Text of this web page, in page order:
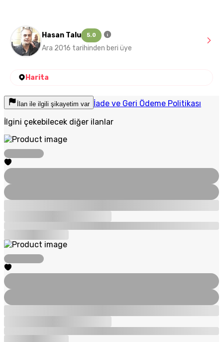
Hasan Talu 5.0
Ara 2016 tarihinden beri üye
Harita
İlan ile ilgili şikayetim var İade ve Geri Ödeme Politikası
İlgini çekebilecek diğer ilanlar